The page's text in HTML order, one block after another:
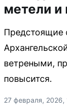
метели и
Предстоящие
ветреными,
повысится.
27 февраля, 2026,